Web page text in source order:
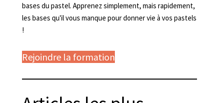
bases du pastel. Apprenez simplement, mais rapidement,
les bases qu'il vous manque pour donner vie à vos pastels
!
Rejoindre la formation